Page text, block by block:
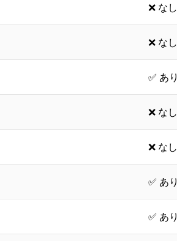
❌ なし
❌ なし
✅ あり
❌ なし
❌ なし
✅ あり
✅ あり